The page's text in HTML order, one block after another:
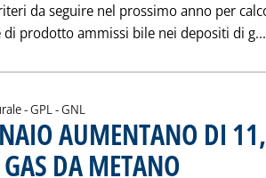
da seguire nel prossimo anno per
prodotto ammissi bile nei depositi di g...
- GPL - GNL
AUMENTANO DI
DA METANO